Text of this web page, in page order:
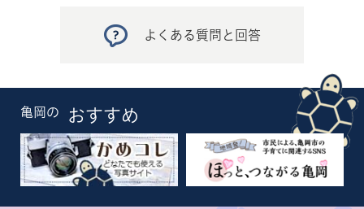
よくある質問と回答
亀岡の おすすめ